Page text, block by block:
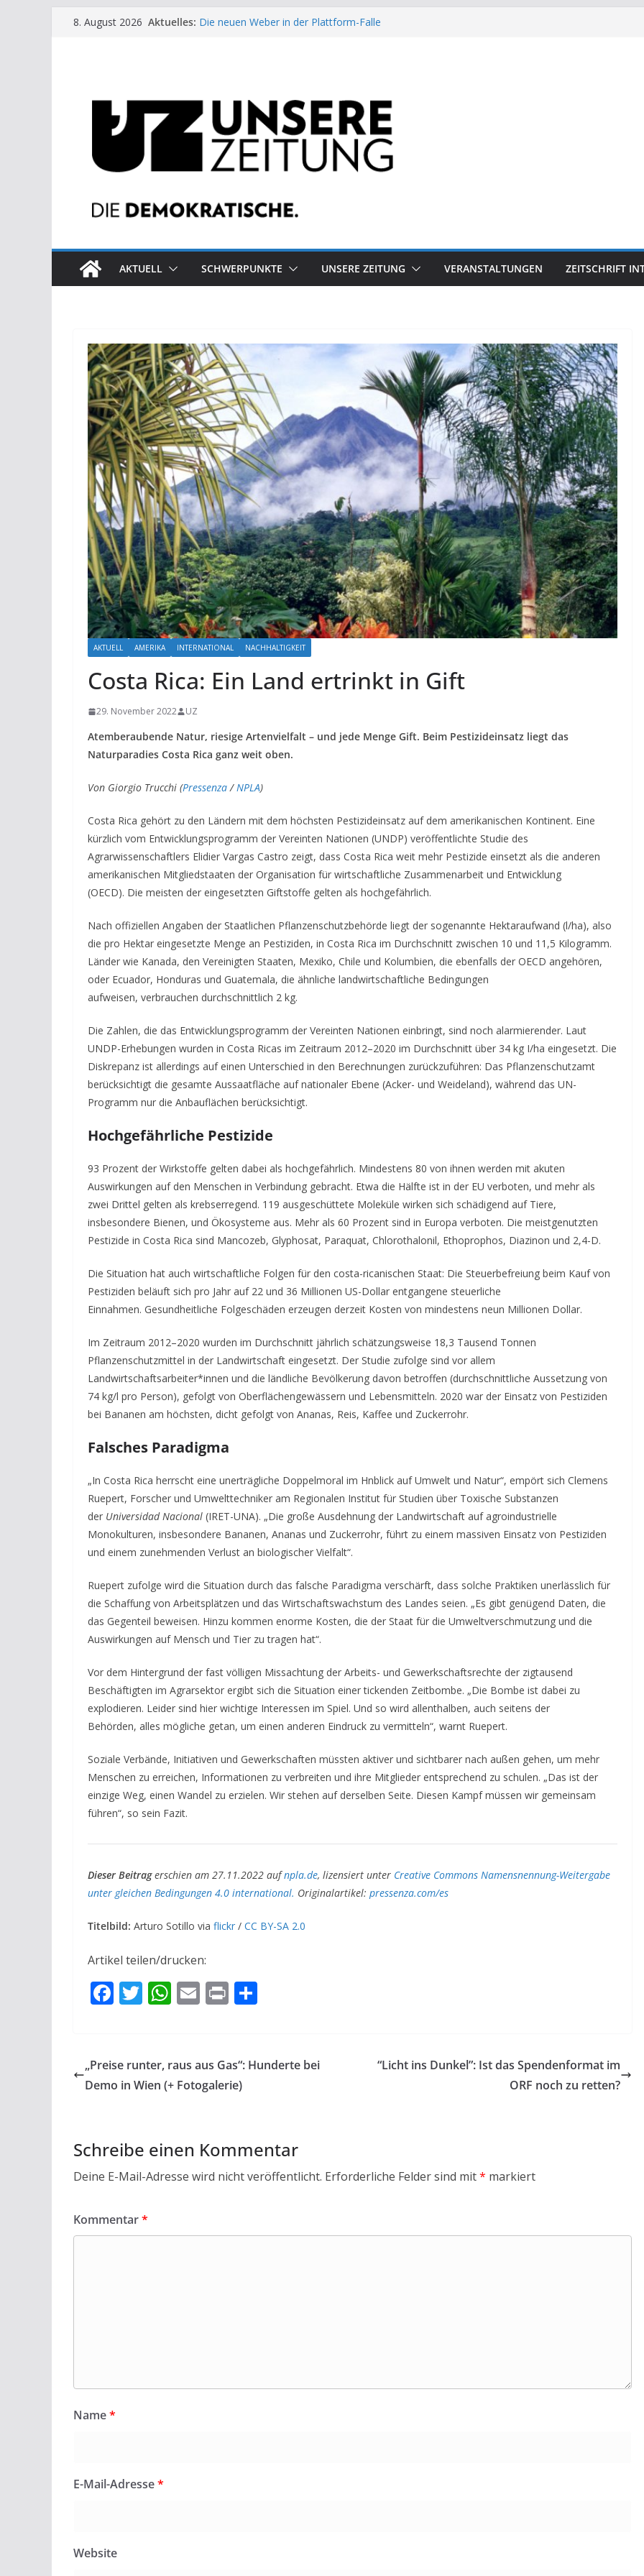
Zum8. August 2026 Aktuelles: Die neuen Weber in der Plattform-Falle
AKTUELL SCHWERPUNKTE UNSERE ZEITUNG VERANSTALTUNGEN ZEITSCHRIFT
AKTUELL AMERIKA INTERNATIONAL NACHHALTIGKEIT
Costa Rica: Ein Land ertrinkt in Gift
29. November 2022 UZ
Atemberaubende Natur, riesige Artenvielfalt – und jede Menge Gift. Beim Pestizideinsatz liegt das
Naturparadies Costa Rica ganz weit oben.
Von Giorgio Trucchi (Pressenza/NPLA)
Costa Rica gehört zu den Ländern mit dem höchsten Pestizideinsatz auf dem amerikanischen Kontinent. Eine
kürzlich vom Entwicklungsprogramm der Vereinten Nationen (UNDP) veröffentlichte Studie des
Agrarwissenschaftlers Elidier Vargas Castro zeigt, dass Costa Rica weit mehr Pestizide einsetzt als die anderen
amerikanischen Mitgliedstaaten der Organisation für wirtschaftliche Zusammenarbeit und Entwicklung
(OECD). Die meisten der eingesetzten Giftstoffe gelten als hochgefährlich.
Nach offiziellen Angaben der Staatlichen Pflanzenschutzbehörde liegt der sogenannte Hektaraufwand (l/ha), also
die pro Hektar eingesetzte Menge an Pestiziden, in Costa Rica im Durchschnitt zwischen 10 und 11,5 Kilogramm.
Länder wie Kanada, den Vereinigten Staaten, Mexiko, Chile und Kolumbien, die ebenfalls der OECD angehören,
oder Ecuador, Honduras und Guatemala, die ähnliche landwirtschaftliche Bedingungen
aufweisen, verbrauchen durchschnittlich 2 kg.
Die Zahlen, die das Entwicklungsprogramm der Vereinten Nationen einbringt, sind noch alarmierender. Laut
UNDP-Erhebungen wurden in Costa Ricas im Zeitraum 2012–2020 im Durchschnitt über 34 kg I/ha eingesetzt. Die
Diskrepanz ist allerdings auf einen Unterschied in den Berechnungen zurückzuführen: Das Pflanzenschutzamt
berücksichtigt die gesamte Aussaatfläche auf nationaler Ebene (Acker- und Weideland), während das UN-
Programm nur die Anbauflächen berücksichtigt.
Hochgefährliche Pestizide
93 Prozent der Wirkstoffe gelten dabei als hochgefährlich. Mindestens 80 von ihnen werden mit akuten
Auswirkungen auf den Menschen in Verbindung gebracht. Etwa die Hälfte ist in der EU verboten, und mehr als
zwei Drittel gelten als krebserregend. 119 ausgeschüttete Moleküle wirken sich schädigend auf Tiere,
insbesondere Bienen, und Ökosysteme aus. Mehr als 60 Prozent sind in Europa verboten. Die meistgenutzten
Pestizide in Costa Rica sind Mancozeb, Glyphosat, Paraquat, Chlorothalonil, Ethoprophos, Diazinon und 2,4-D.
Die Situation hat auch wirtschaftliche Folgen für den costa-ricanischen Staat: Die Steuerbefreiung beim Kaufvon
Pestiziden beläuft sich pro Jahr auf22 und 36 Millionen US-Dollar entgangene steuerliche
Einnahmen. Gesundheitliche Folgeschäden erzeugen derzeit Kosten von mindestens neun Millionen Dollar.
Im Zeitraum 2012–2020 wurden im Durchschnitt jährlich schätzungsweise 18,3 Tausend Tonnen
Pflanzenschutzmittel in der Landwirtschaft eingesetzt. Der Studie zufolge sind vor allem
Landwirtschaftsarbeiter*innen und die ländliche Bevölkerung davon betroffen (durchschnittliche Aussetzung von
74 kg/l pro Person), gefolgt von Oberflächengewässern und Lebensmitteln. 2020 war der Einsatz von Pestiziden
bei Bananen am höchsten, dicht gefolgt von Ananas, Reis, Kaffee und Zuckerrohr.
Falsches Paradigma
„In Costa Rica herrscht eine unerträgliche Doppelmoral im Hnblick auf Umwelt und Natur“, empört sich Clemens
Ruepert, Forscher und Umwelttechniker am Regionalen Institut für Studien über Toxische Substanzen
der Universidad Nacional (IRET-UNA). „Die große Ausdehnung der Landwirtschaft auf agroindustrielle
Monokulturen, insbesondere Bananen, Ananas und Zuckerrohr, führt zu einem massiven Einsatz von Pestiziden
und einem zunehmenden Verlust an biologischer Vielfalt“.
Ruepert zufolge wird die Situation durch das falsche Paradigma verschärft, dass solche Praktiken unerlässlich für
die Schaffung von Arbeitsplätzen und das Wirtschaftswachstum des Landes seien. „Es gibt genügend Daten, die
das Gegenteil beweisen. Hinzu kommen enorme Kosten, die der Staat für die Umweltverschmutzung und die
Auswirkungen auf Mensch und Tier zu tragen hat“.
Vor dem Hintergrund der fast völligen Missachtung der Arbeits- und Gewerkschaftsrechte der zigtausend
Beschäftigten im Agrarsektor ergibt sich die Situation einer tickenden Zeitbombe. „Die Bombe ist dabei zu
explodieren. Leider sind hier wichtige Interessen im Spiel. Und so wird allenthalben, auch seitens der
Behörden, alles mögliche getan, um einen anderen Eindruck zu vermitteln“, warnt Ruepert.
Soziale Verbände, Initiativen und Gewerkschaften müssten aktiver und sichtbarer nach außen gehen, um mehr
Menschen zu erreichen, Informationen zu verbreiten und ihre Mitglieder entsprechend zu schulen. „Das ist der
einzige Weg, einen Wandel zu erzielen. Wir stehen aufderselben Seite. Diesen Kampf müssen wir gemeinsam
führen“, so sein Fazit.
Dieser Beitragerschien am 27.11.2022 aufnpla.de, lizensiert unter Creative Commons Namensnennung-Weitergabe
unter gleichen Bedingungen 4.0 international. Originalartikel: pressenza.com/es
Titelbild: Arturo Sotillo via flickr / CC BY-SA 2.0
Artikel teilen/drucken:
F
b
o
T
er
W
s
A
E
l
Pr
n
„Preise runter, raus aus Gas“: Hunderte bei
Demo in Wien (+ Fotogalerie)
“Licht ins Dunkel”: Ist das Spendenformat im
ORF noch zu retten?
Schreibe einen Kommentar
Deine E-Mail-Adresse wird nicht veröffentlicht. Erforderliche Felder sind mit* markiert
Kommentar*
Name*
E-Mail-Adresse*
Website